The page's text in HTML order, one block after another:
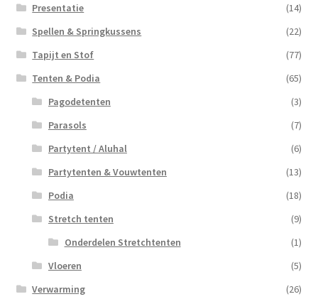
Presentatie
(14)
Spellen & Springkussens
(22)
Tapijt en Stof
(77)
Tenten & Podia
(65)
Pagodetenten
(3)
Parasols
(7)
Partytent / Aluhal
(6)
Partytenten & Vouwtenten
(13)
Podia
(18)
Stretch tenten
(9)
Onderdelen Stretchtenten
(1)
Vloeren
(5)
Verwarming
(26)